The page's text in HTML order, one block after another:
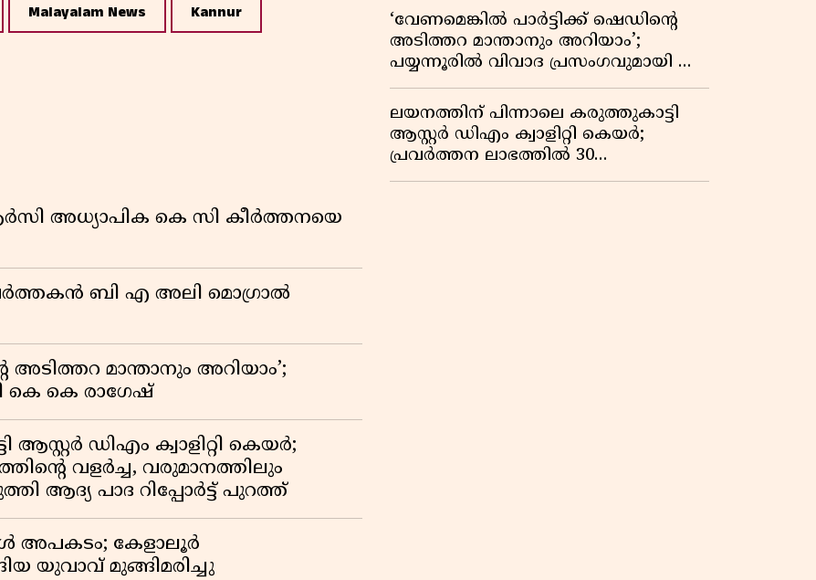
Malayalam News Kannur
അധ്യാപിക കെ സി കീർത്തനയെ
ബി എ അലി മൊഗ്രാൽ
അടിത്തറ മാന്താനും അറിയാം’;
കെ കെ രാഗേഷ്
ഡിഎം ക്വാളിറ്റി കെയർ;
വളർച്ച, വരുമാനത്തിലും
ആദ്യ പാദ റിപ്പോർട്ട് പുറത്ത്
അപകടം; കേളാലൂർ
യുവാവ് മുങ്ങിമരിച്ചു
‘വേണമെങ്കിൽ പാർട്ടിക്ക് ഷെഡിൻ്റെ
അടിത്തറ മാന്താനും അറിയാം’;
പയ്യന്നൂരിൽ വിവാദ പ്രസംഗവുമായി കെ
കെ രാഗേഷ്
ലയനത്തിന് പിന്നാലെ കരുത്തുകാട്ടി
ആസ്റ്റർ ഡിഎം ക്വാളിറ്റി കെയർ;
പ്രവർത്തന ലാഭത്തിൽ 30
ശതമാനത്തിൻ്റെ വളർച്ച,